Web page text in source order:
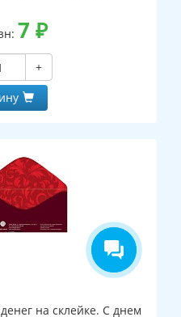
7 ₽
+
на склейке. С днем